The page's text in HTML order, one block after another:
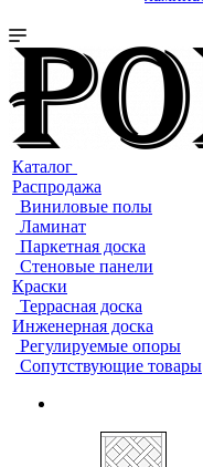
Каталог
Распродажа
Виниловые полы
Ламинат
Паркетная доска
Стеновые панели
Краски
Террасная доска
Инженерная доска
Регулируемые опоры
Сопутствующие товары